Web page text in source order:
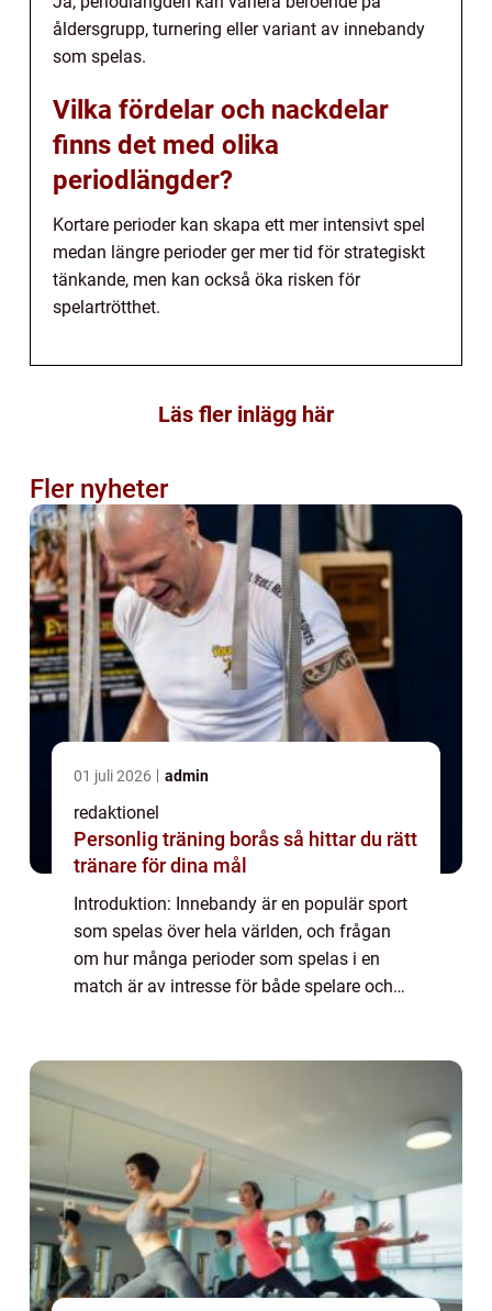
åldersgrupp, turnering eller variant av innebandy
som spelas.
Vilka fördelar och nackdelar
finns det med olika
periodlängder?
Kortare perioder kan skapa ett mer intensivt spel
medan längre perioder ger mer tid för strategiskt
tänkande, men kan också öka risken för
spelartrötthet.
Läs fler inlägg här
Fler nyheter
01 juli 2026 admin
redaktionel
Personlig träning borås så hittar du rätt
tränare för dina mål
Introduktion: Innebandy är en populär sport
som spelas över hela världen, och frågan
om hur många perioder som spelas i en
match är av intresse för både spelare och